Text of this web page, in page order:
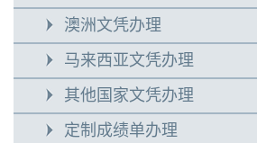
澳洲文凭办理
马来西亚文凭办理
其他国家文凭办理
定制成绩单办理